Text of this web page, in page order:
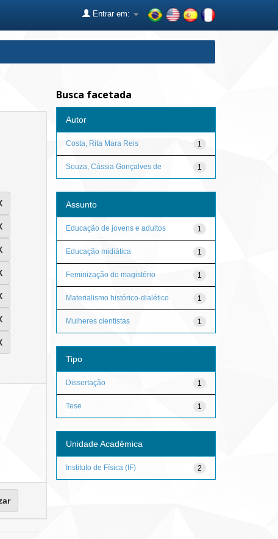
Entrar em:
Busca facetada
Autor
1
Costa, Rita Mara Reis
1
Souza, Cássia Gonçalves de
Assunto
1
Educação de jovens e adultos
1
Educação midiática
1
Feminização do magistério
1
Materialismo histórico-dialético
1
Mulheres cientistas
Tipo
1
Dissertação
1
Tese
Unidade Acadêmica
2
Instituto de Física (IF)